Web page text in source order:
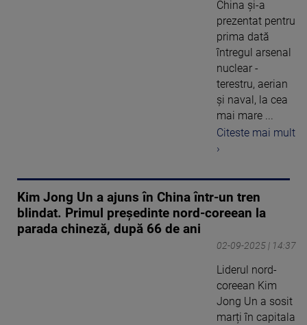
China și-a
prezentat pentru
prima dată
întregul arsenal
nuclear -
terestru, aerian
și naval, la cea
mai mare ...
Citeste mai mult
›
Kim Jong Un a ajuns în China într-un tren
blindat. Primul președinte nord-coreean la
parada chineză, după 66 de ani
02-09-2025 | 14:37
Liderul nord-
coreean Kim
Jong Un a sosit
marți în capitala